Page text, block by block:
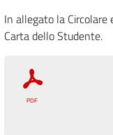
In allegato la
Carta dello Studente.